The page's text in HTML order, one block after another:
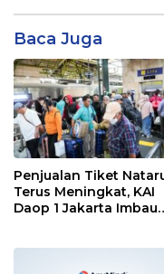
Baca Juga
Penjualan Tiket
Terus Meningkat, KAI
Daop 1 Jakarta Imbau